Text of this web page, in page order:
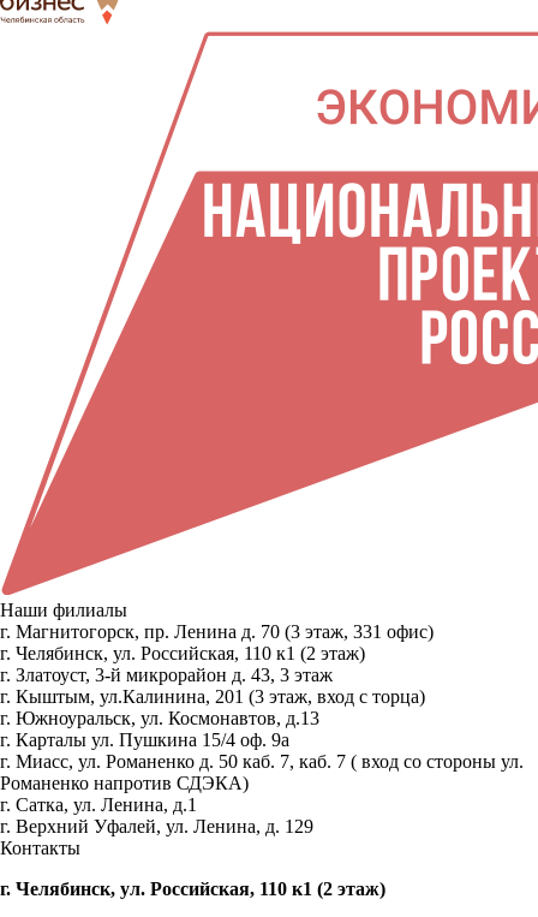
Наши филиалы
г. Магнитогорск, пр. Ленина д. 70 (3 этаж, 331 офис)
г. Челябинск, ул. Российская, 110 к1 (2 этаж)
г. Златоуст, 3-й микрорайон д. 43, 3 этаж
г. Кыштым, ул.Калинина, 201 (3 этаж, вход с торца)
г. Южноуральск, ул. Космонавтов, д.13
г. Карталы ул. Пушкина 15/4 оф. 9а
г. Миасс, ул. Романенко д. 50 каб. 7, каб. 7 ( вход со стороны ул.
Романенко напротив СДЭКА)
г. Сатка, ул. Ленина, д.1
г. Верхний Уфалей, ул. Ленина, д. 129
Контакты
г. Челябинск, ул. Российская, 110 к1 (2 этаж)